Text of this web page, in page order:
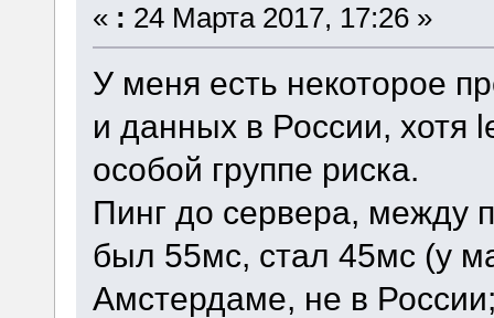
« : 24 Марта 2017, 17:26 »
У меня есть некоторое
и данных в России, хотя
особой группе риска.
Пинг до сервера, между
был 55мс, стал 45мс (у
Амстердаме, не в